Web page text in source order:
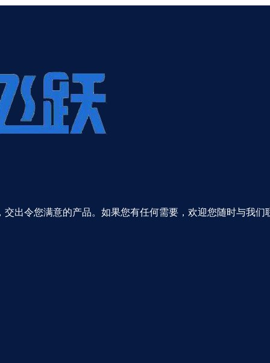
出令您满意的产品。如果您有任何需要，欢迎您随时与我们